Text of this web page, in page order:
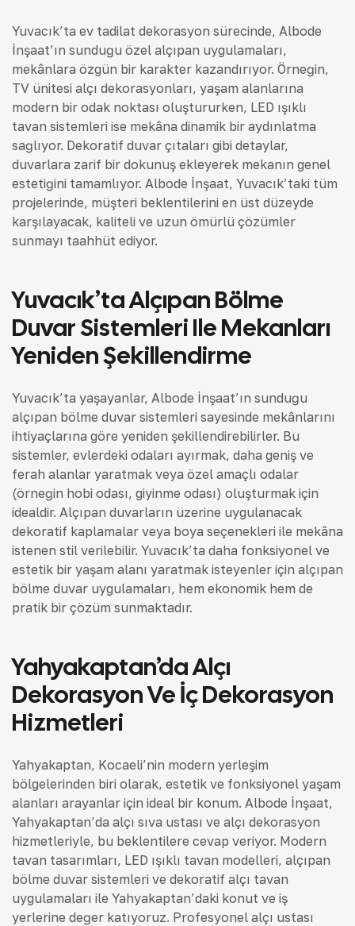
Yuvacık’ta ev tadilat dekorasyon sürecinde, Albode
İnşaat’ın sunduğu özel alçıpan uygulamaları,
mekânlara özgün bir karakter kazandırıyor. Örneğin,
TV ünitesi alçı dekorasyonları, yaşam alanlarına
modern bir odak noktası oluştururken, LED ışıklı
tavan sistemleri ise mekâna dinamik bir aydınlatma
sağlıyor. Dekoratif duvar çıtaları gibi detaylar,
duvarlara zarif bir dokunuş ekleyerek mekanın genel
estetiğini tamamlıyor. Albode İnşaat, Yuvacık’taki tüm
projelerinde, müşteri beklentilerini en üst düzeyde
karşılayacak, kaliteli ve uzun ömürlü çözümler
sunmayı taahhüt ediyor.
Yuvacık’ta Alçıpan Bölme
Duvar Sistemleri Ile Mekanları
Yeniden Şekillendirme
Yuvacık’ta yaşayanlar, Albode İnşaat’ın sunduğu
alçıpan bölme duvar sistemleri sayesinde mekânlarını
ihtiyaçlarına göre yeniden şekillendirebilirler. Bu
sistemler, evlerdeki odaları ayırmak, daha geniş ve
ferah alanlar yaratmak veya özel amaçlı odalar
(örneğin hobi odası, giyinme odası) oluşturmak için
idealdir. Alçıpan duvarların üzerine uygulanacak
dekoratif kaplamalar veya boya seçenekleri ile mekâna
istenen stil verilebilir. Yuvacık’ta daha fonksiyonel ve
estetik bir yaşam alanı yaratmak isteyenler için alçıpan
bölme duvar uygulamaları, hem ekonomik hem de
pratik bir çözüm sunmaktadır.
Yahyakaptan’da Alçı
Dekorasyon Ve İç Dekorasyon
Hizmetleri
Yahyakaptan, Kocaeli’nin modern yerleşim
bölgelerinden biri olarak, estetik ve fonksiyonel yaşam
alanları arayanlar için ideal bir konum. Albode İnşaat,
Yahyakaptan’da alçı sıva ustası ve alçı dekorasyon
hizmetleriyle, bu beklentilere cevap veriyor. Modern
tavan tasarımları, LED ışıklı tavan modelleri, alçıpan
bölme duvar sistemleri ve dekoratif alçı tavan
uygulamaları ile Yahyakaptan’daki konut ve iş
yerlerine değer katıyoruz. Profesyonel alçı ustası